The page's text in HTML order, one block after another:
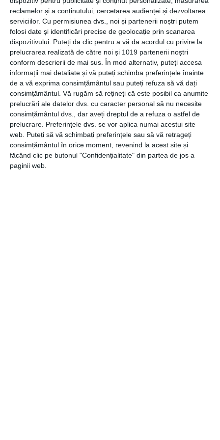
reclamelor și a conținutului, cercetarea audienței și dezvoltarea
serviciilor. Cu permisiunea dvs., noi și partenerii noștri putem
folosi date și identificări precise de geolocație prin scanarea
dispozitivului. Puteți da clic pentru a vă da acordul cu privire la
prelucrarea realizată de către noi și 1019 partenerii noștri
conform descrierii de mai sus. În mod alternativ, puteți accesa
informații mai detaliate și vă puteți schimba preferințele înainte
de a vă exprima consimțământul sau puteți refuza să vă dați
consimțământul. Vă rugăm să rețineți că este posibil ca anumite
prelucrări ale datelor dvs. cu caracter personal să nu necesite
consimțământul dvs., dar aveți dreptul de a refuza o astfel de
prelucrare. Preferințele dvs. se vor aplica numai acestui site
web. Puteți să vă schimbați preferințele sau să vă retrageți
consimțământul în orice moment, revenind la acest site și
făcând clic pe butonul "Confidențialitate" din partea de jos a
paginii web.
Beneficiile transformării prin chirurgie plastică
Chirurgia plastică, în mâinile unui specialist, poate fi nu
doar o poartă către frumusețe, ci și un instrument
puternic de refacere și reînnoire. Pentru mulți, rezultatele
se traduc în mult mai mult decât o schimbare fizică; ele
marchează o renaștere a încrederii și a stimei de sine.
Pacienții care au avut de suferit din cauza unor
imperfecțiuni fizice, fie că sunt congenitale, cauzate de
accidente sau de trecerea timpului, descoperă adesea că
prin chirurgie pot redobândi nu doar un aspect tânăr sau
îmbunătățit, ci și un sentiment profund de normalitate și
apartenență. În plus, multe proceduri au efecte